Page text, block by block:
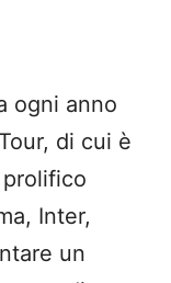
ogni anno
di cui è
prolifico
Inter,
un